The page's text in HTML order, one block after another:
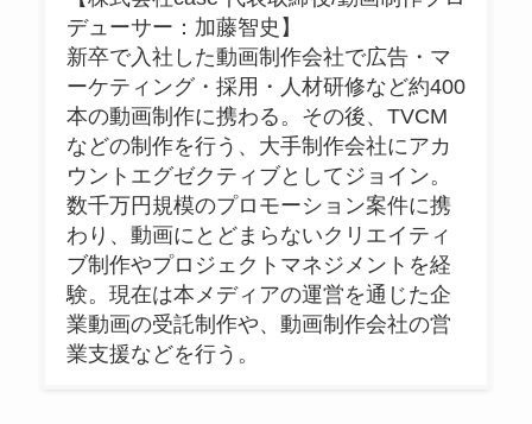
デューサー：加藤智史】
新卒で入社した動画制作会社で広告・マ
ーケティング・採用・人材研修など約400
本の動画制作に携わる。その後、TVCM
などの制作を行う、大手制作会社にアカ
ウントエグゼクティブとしてジョイン。
数千万円規模のプロモーション案件に携
わり、動画にとどまらないクリエイティ
ブ制作やプロジェクトマネジメントを経
験。現在は本メディアの運営を通じた企
業動画の受託制作や、動画制作会社の営
業支援などを行う。